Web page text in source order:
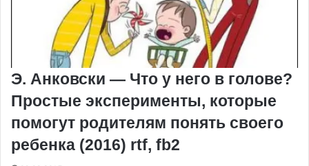
Э. Анковски — Что у него в голове?
Простые эксперименты, которые
помогут родителям понять своего
ребенка (2016) rtf, fb2